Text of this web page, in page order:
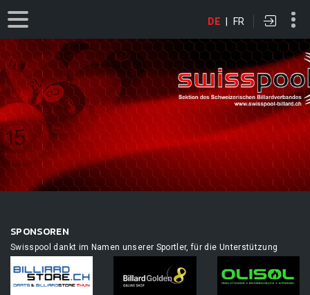
DE | FR
SPONSOREN
Swisspool dankt im Namen unserer Sportler, für die Unterstützung